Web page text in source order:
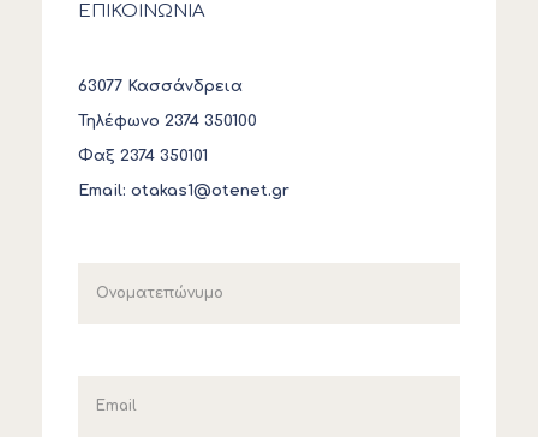
ΕΠΙΚΟΙΝΩΝΙΑ
63077 Κασσάνδρεια
Τηλέφωνο 2374 350100
Φαξ 2374 350101
Email: otakas1@otenet.gr